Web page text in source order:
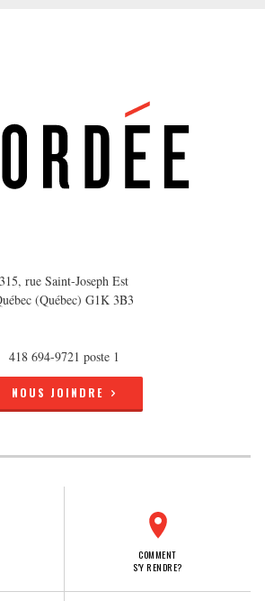
315, rue Saint-Joseph Est
(Québec) G1K 3B3
418 694-9721 poste 1
NOUS JOINDRE
COMMENT
S'Y RENDRE?